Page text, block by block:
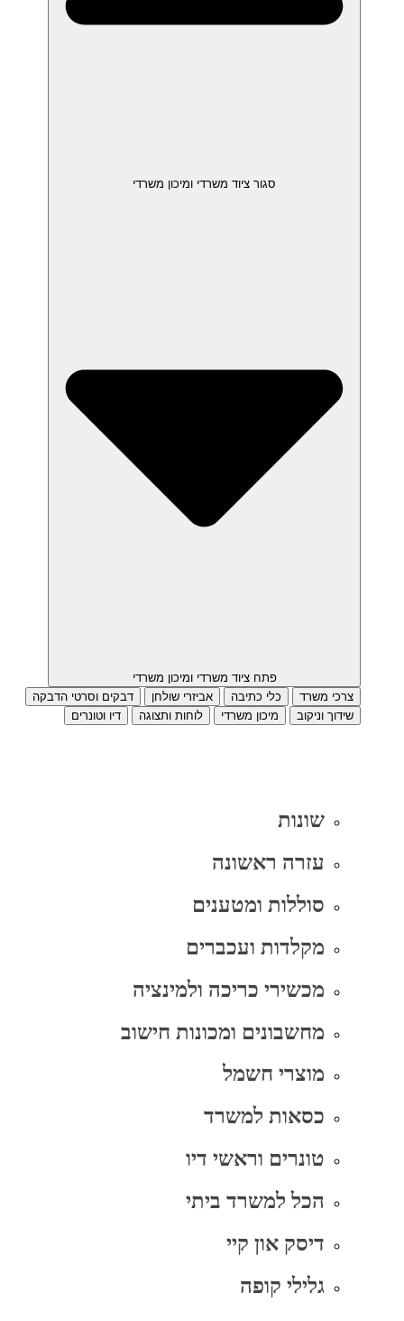
סגור ציוד משרדי ומיכון משרדי
פתח ציוד משרדי ומיכון משרדי
צרכי משרד
כלי כתיבה אביזרי שולחן
דבקים וסרטי הדבקה
שידוך וניקוב
מיכון משרדי לוחות ותצוגה דיו וטונרים
שונות
עזרה ראשונה
סוללות ומטענים
מקלדות ועכברים
מכשירי כריכה ולמינציה
מחשבונים ומכונות חישוב
מוצרי חשמל
כסאות למשרד
טונרים וראשי דיו
הכל למשרד ביתי
דיסק און קיי
גלילי קופה